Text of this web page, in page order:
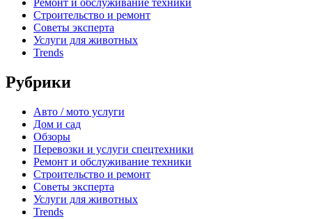
Ремонт и обслуживание техники
Строительство и ремонт
Советы эксперта
Услуги для животных
Trends
Рубрики
Авто / мото услуги
Дом и сад
Обзоры
Перевозки и услуги спецтехники
Ремонт и обслуживание техники
Строительство и ремонт
Советы эксперта
Услуги для животных
Trends